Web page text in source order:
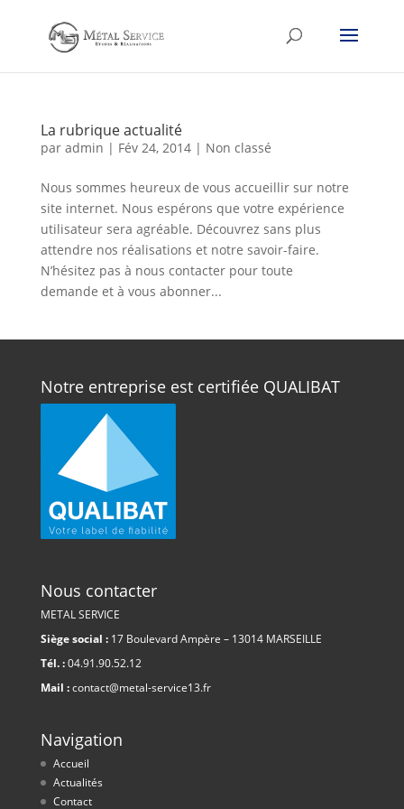
La rubrique actualité
par admin | Fév 24, 2014| Non classé
Nous sommes heureux de vous accueillir sur notre
site internet. Nous espérons que votre expérience
utilisateur sera agréable. Découvrez sans plus
attendre nos réalisations et notre savoir-faire.
N’hésitez pas à nous contacter pour toute
demande et à vous abonner...
Notre entreprise est certifiée QUALIBAT
Nous contacter
METAL SERVICE
Siège social :17 Boulevard Ampère – 13014 MARSEILLE
Tél. :04.91.90.52.12
Mail :contact@metal-service13.fr
Navigation
Accueil
Actualités
Contact